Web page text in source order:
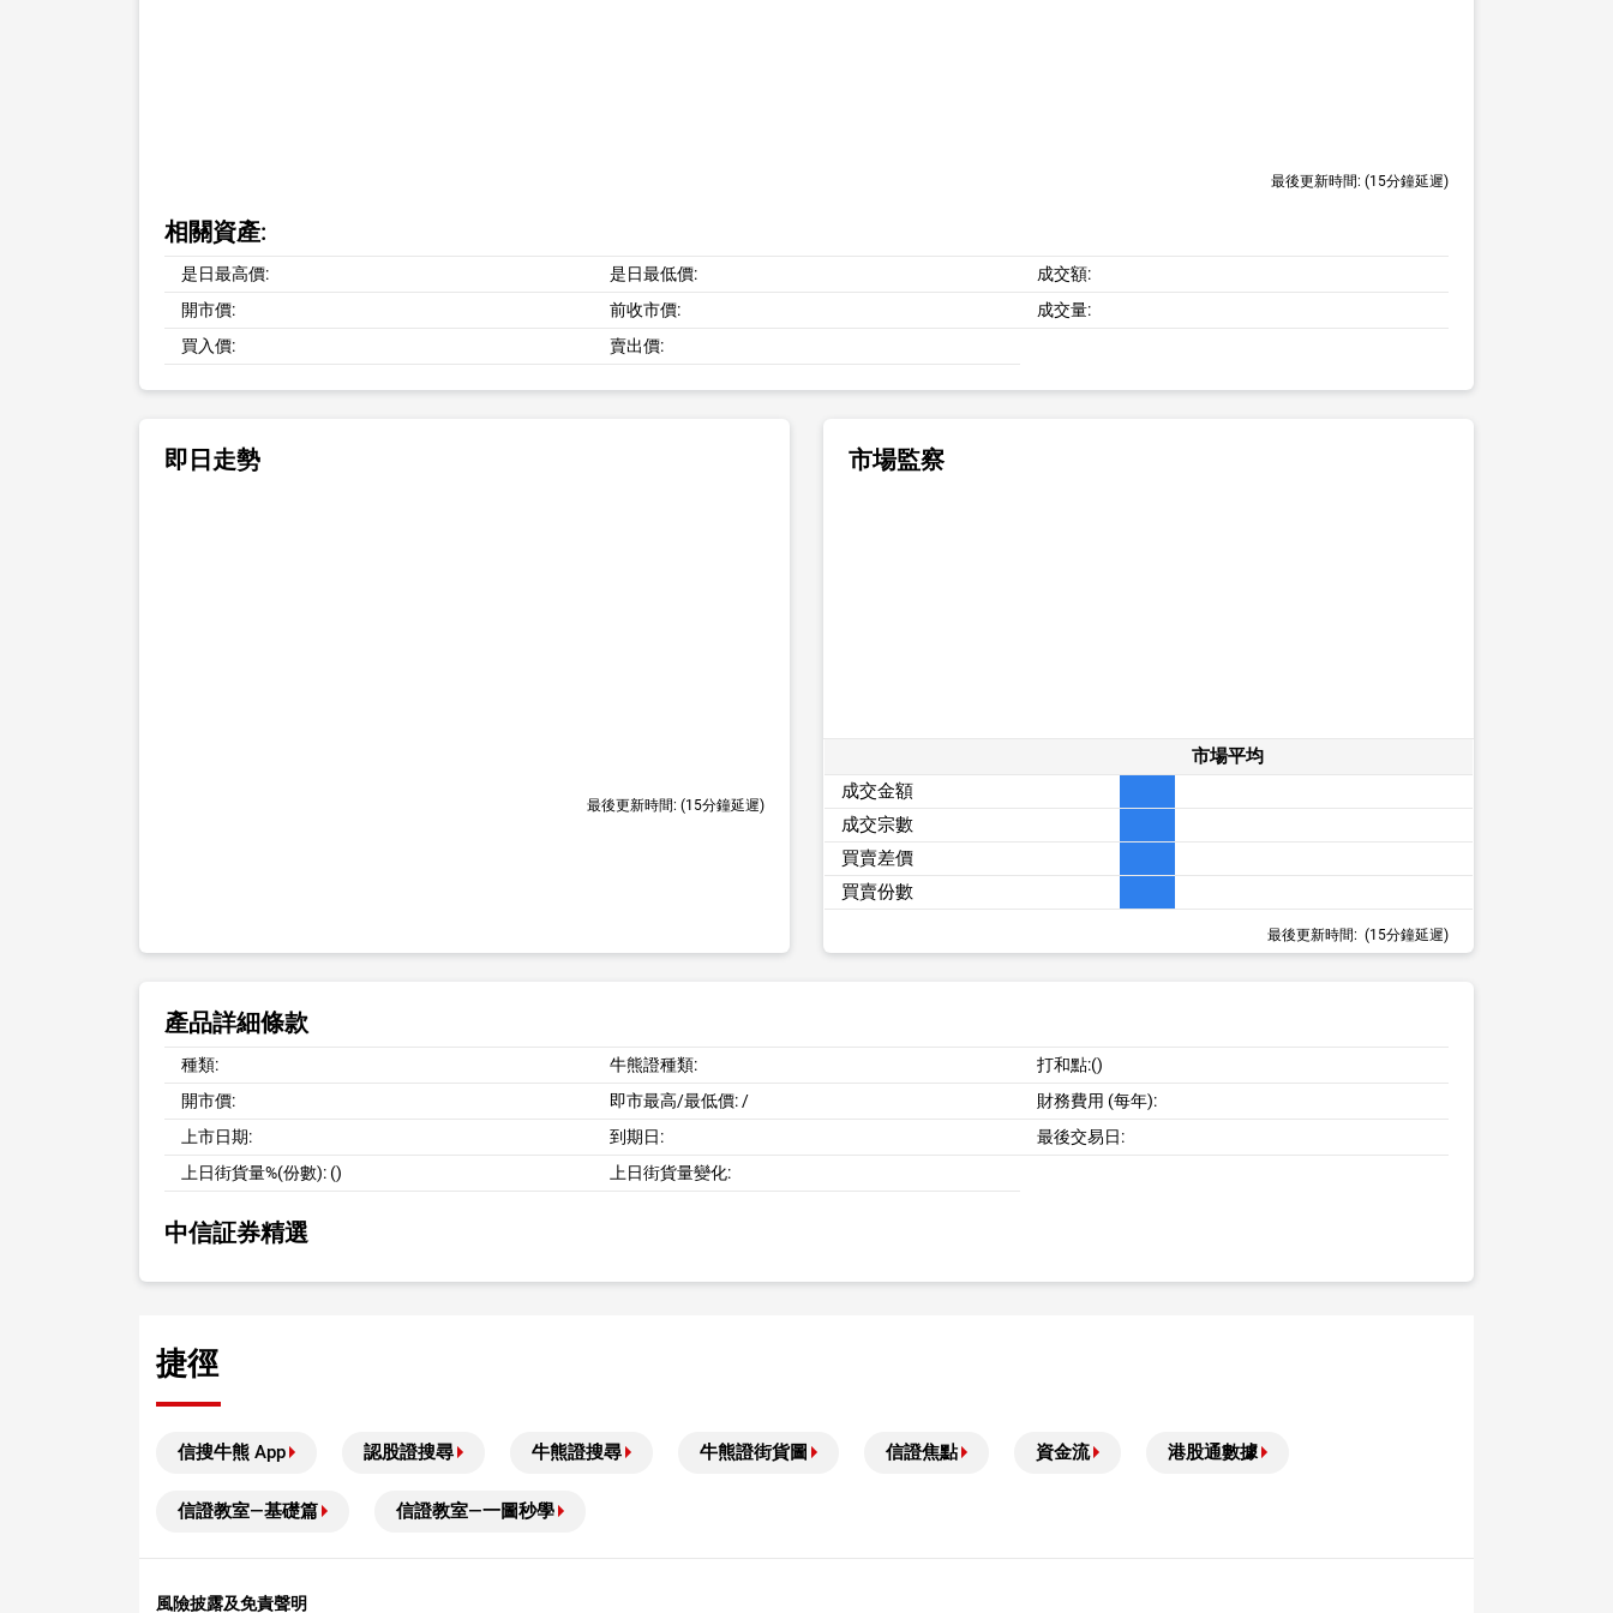
最後更新時間: (15分鐘延遲)
相關資產:
是日最高價: 是日最低價:
成交額:
開市價:
前收市價:
成交量:
買入價:
賣出價:
即日走勢
最後更新時間: (15分鐘延遲)
市場監察
市場平均
成交金額
成交宗數
買賣差價
買賣份數
最後更新時間: (15分鐘延遲)
產品詳細條款
種類: 牛熊證種類: 打和點:()
開市價:
即市最高/最低價: /
財務費用 (每年):
上市日期:
到期日:
最後交易日:
上日街貨量%(份數): () 上日街貨量變化:
中信証券精選
捷徑
信搜牛熊 App 認股證搜尋 牛熊證搜尋 牛熊證街貨圖 信證焦點 資金流 港股通數據
信證教室—基礎篇 信證教室—一圖秒學
風險披露及免責聲明